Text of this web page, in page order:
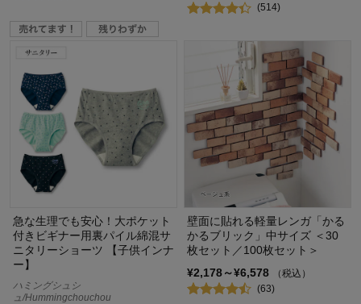
(514)
急な生理でも安心！大ポケット
付きビギナー用裏パイル綿混サ
ニタリーショーツ 【子供インナ
ー】
ハミングシュシ
ュ/Hummingchouchou
壁面に貼れる軽量レンガ「かる
かるブリック」中サイズ ＜30
枚セット／100枚セット＞
¥2,178～¥6,578
（税込）
(63)